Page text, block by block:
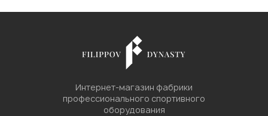
Интернет-магазин фабрики
профессионального спортивного
оборудования